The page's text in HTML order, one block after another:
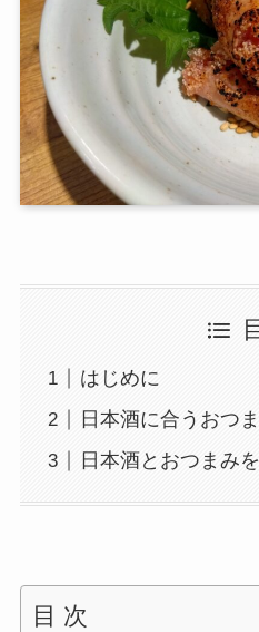
はじめに
日本酒に合うおつ
日本酒とおつまみ
目 次